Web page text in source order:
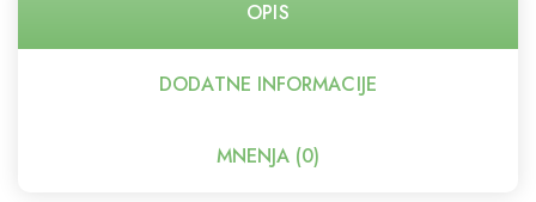
OPIS
DODATNE INFORMACIJE
MNENJA (0)